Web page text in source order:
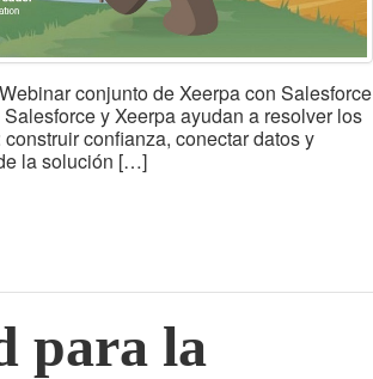
conjunto de Xeerpa con Salesforce
y Xeerpa ayudan a resolver los
confianza, conectar datos y
la solución […]
para la